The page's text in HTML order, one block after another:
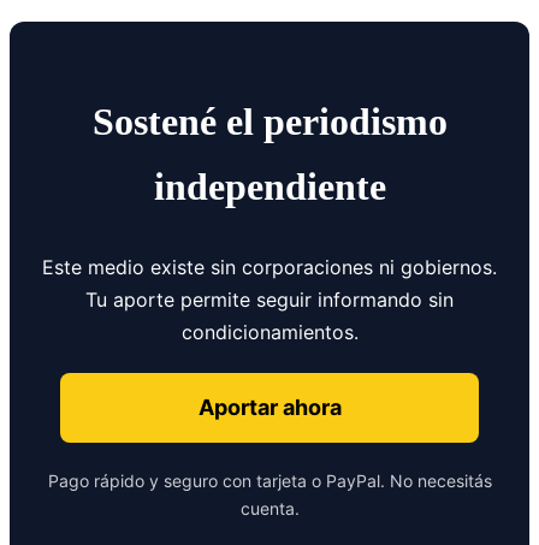
Sostené el periodismo
independiente
Este medio existe sin corporaciones ni gobiernos.
Tu aporte permite seguir informando sin
condicionamientos.
Aportar ahora
Pago rápido y seguro con tarjeta o PayPal. No necesitás
cuenta.